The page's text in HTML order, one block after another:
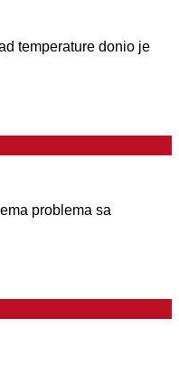
temperature donio je
problema sa